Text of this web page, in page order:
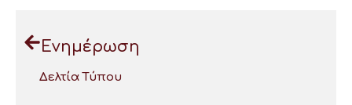
Ενημέρωση
Δελτία Τύπου